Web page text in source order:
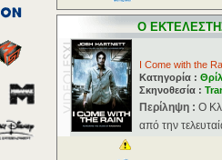
O
I Come with the
Κατηγορία :
Σκηνοθεσία :
Περίληψη : Ο
από την